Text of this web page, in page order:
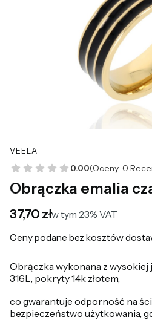
VEELA
0.00(Oceny: 0
Obrączka emalia
Cena
37,70 złw tym 23% VAT
w tym 23% VAT
Ceny podane bez kosztów
Obrączka wykonana z
316L, pokryty 14k złotem,
co gwarantuje odporność na
bezpieczeństwo użytkowania,